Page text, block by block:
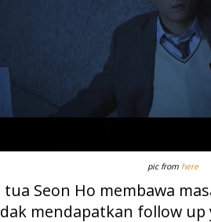
pic from here
Seon Ho membawa
mendapatkan follow